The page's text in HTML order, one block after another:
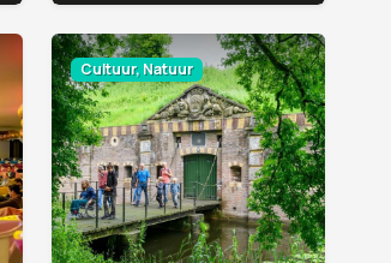
Cultuur, Natuur